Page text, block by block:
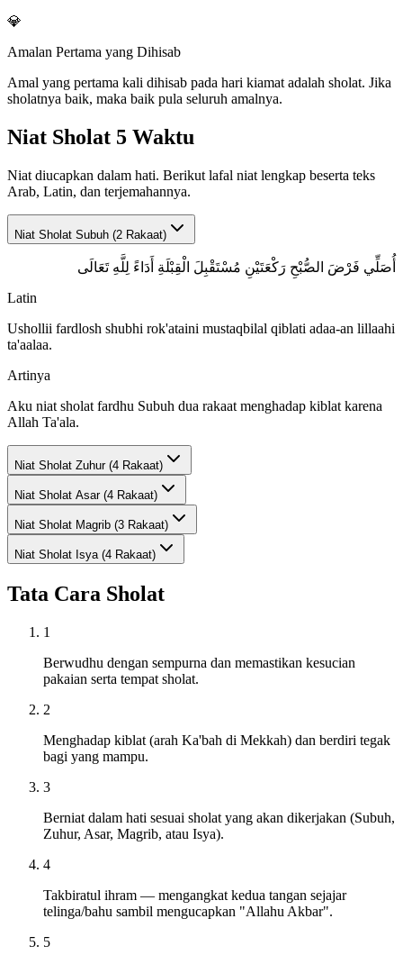
💎
Amalan Pertama yang Dihisab
Amal yang pertama kali dihisab pada hari kiamat adalah sholat. Jika
sholatnya baik, maka baik pula seluruh amalnya.
Niat Sholat 5 Waktu
Niat diucapkan dalam hati. Berikut lafal niat lengkap beserta teks
Arab, Latin, dan terjemahannya.
Niat Sholat Subuh (2 Rakaat)
أُصَلِّي فَرْضَ الصُّبْحِ رَكْعَتَيْنِ مُسْتَقْبِلَ الْقِبْلَةِ أَدَاءً لِلَّهِ تَعَالَى
Latin
Ushollii fardlosh shubhi rok'ataini mustaqbilal qiblati adaa-an lillaahi
ta'aalaa.
Artinya
Aku niat sholat fardhu Subuh dua rakaat menghadap kiblat karena
Allah Ta'ala.
Niat Sholat Zuhur (4 Rakaat)
Niat Sholat Asar (4 Rakaat)
Niat Sholat Magrib (3 Rakaat)
Niat Sholat Isya (4 Rakaat)
Tata Cara Sholat
1
Berwudhu dengan sempurna dan memastikan kesucian
pakaian serta tempat sholat.
2
Menghadap kiblat (arah Ka'bah di Mekkah) dan berdiri tegak
bagi yang mampu.
3
Berniat dalam hati sesuai sholat yang akan dikerjakan (Subuh,
Zuhur, Asar, Magrib, atau Isya).
4
Takbiratul ihram — mengangkat kedua tangan sejajar
telinga/bahu sambil mengucapkan "Allahu Akbar".
5